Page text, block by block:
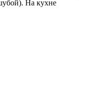
На кухне